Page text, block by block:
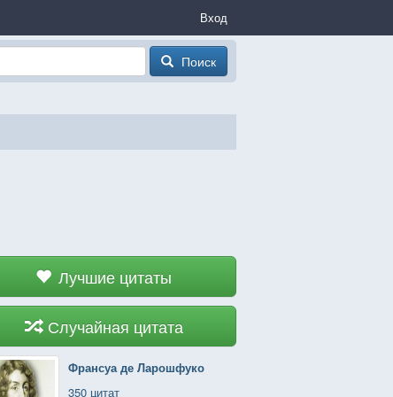
Вход
Поиск
Лучшие цитаты
Случайная цитата
Франсуа де Ларошфуко
350 цитат